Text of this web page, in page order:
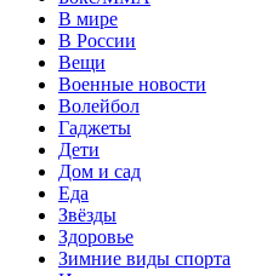
В мире
В России
Вещи
Военные новости
Волейбол
Гаджеты
Дети
Дом и сад
Еда
Звёзды
Здоровье
Зимние виды спорта